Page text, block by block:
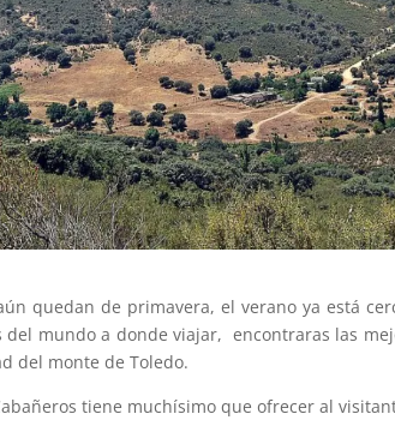
quedan de primavera, el verano ya está
del mundo a donde viajar, encontraras las
del monte de Toledo.
tiene muchísimo que ofrecer al